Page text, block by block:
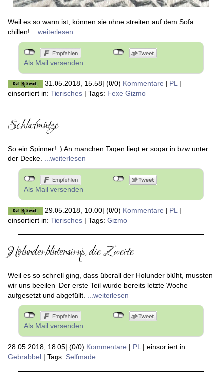
Weil es so warm ist, können sie ohne streiten auf dem Sofa
chillen! ...weiterlesen
Als Mail versenden
31.05.2018, 15.58| (0/0) Kommentare | PL|
einsortiert in: Tierisches | Tags: Hexe Gizmo
Schlafmütze
So ein Spinner! :) An manchen Tagen liegt er sogar in bzw unter
der Decke. ...weiterlesen
Als Mail versenden
29.05.2018, 10.00| (0/0) Kommentare | PL|
einsortiert in: Tierisches | Tags: Gizmo
Holunderblütensirup, die Zweite
Weil es so schnell ging, dass überall der Holunder blüht, mussten
wir uns beeilen. Der erste Teil wurde bereits letzte Woche
aufgesetzt und abgefüllt. ...weiterlesen
Als Mail versenden
28.05.2018, 18.05| (0/0) Kommentare | PL| einsortiert in:
Gebrabbel | Tags: Selfmade